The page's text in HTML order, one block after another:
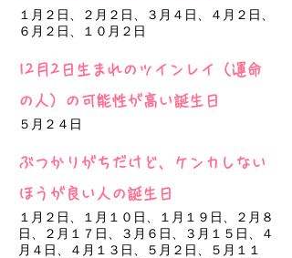
１月２日、２月２日、３月４日、４月２日、
６月２日、１０月２日
12月2日生まれのツインレイ（運命
の人）の可能性が高い誕生日
５月２４日
ぶつかりがちだけど、ケンカしない
ほうが良い人の誕生日
１月２日、１月１０日、１月１９日、２月８
日、２月１７日、３月６日、３月１５日、４
月４日、４月１３日、５月２日、５月１１